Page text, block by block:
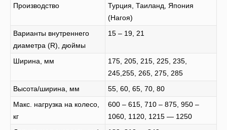
Производство
Турция, Таиланд, Япония
(Нагоя)
Варианты внутреннего
диаметра (R), дюймы
15 – 19, 21
Ширина, мм
175, 205, 215, 225, 235,
245,255, 265, 275, 285
Высота/ширина, мм
55, 60, 65, 70, 80
Макс. нагрузка на колесо,
кг
600 – 615, 710 – 875, 950 –
1060, 1120, 1215 — 1250